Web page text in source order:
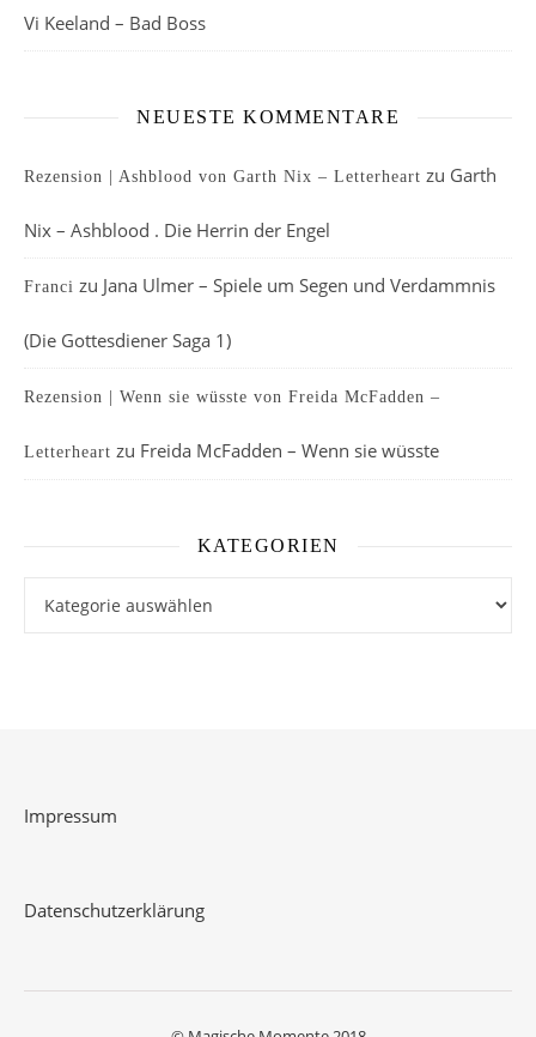
Vi Keeland – Bad Boss
NEUESTE KOMMENTARE
Rezension | Ashblood von Garth Nix – Letterheart zu Garth
Nix – Ashblood . Die Herrin der Engel
Franci zu Jana Ulmer – Spiele um Segen und Verdammnis
(Die Gottesdiener Saga 1)
Rezension | Wenn sie wüsste von Freida McFadden –
Letterheart zu Freida McFadden – Wenn sie wüsste
KATEGORIEN
Impressum
Datenschutzerklärung